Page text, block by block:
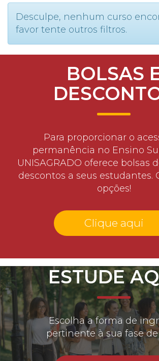
Internacionalização
UATI
Desculpe, nenhum curso
favor tente outros filtros.
BOLSAS
Para proporcionar o
permanência no Ensino
UNISAGRADO oferece bolsas
descontos a seus estudantes.
opções!
Clique aqui
ESTUDE
Escolha a forma de
pertinente à sua fase de